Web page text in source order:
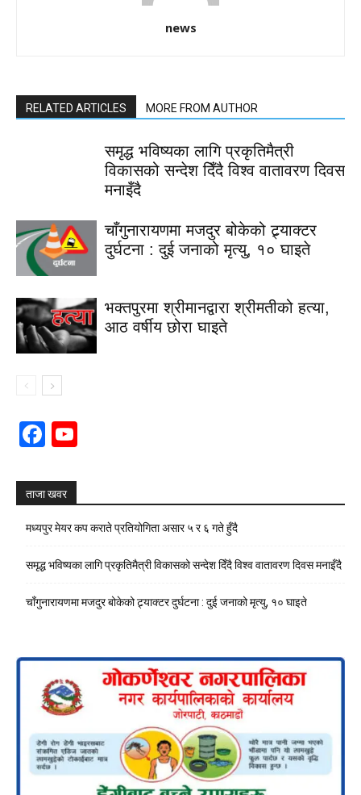
news
RELATED ARTICLES MORE FROM AUTHOR
समृद्ध भविष्यका लागि प्रकृतिमैत्री
विकासको सन्देश दिँदै विश्व वातावरण दिवस
मनाइँदै
चाँगुनारायणमा मजदुर बोकेको ट्र्याक्टर
दुर्घटना : दुई जनाको मृत्यु, १० घाइते
भक्तपुरमा श्रीमानद्वारा श्रीमतीको हत्या,
आठ वर्षीय छोरा घाइते
Facebook
ताजा खवर
मध्यपुर मेयर कप कराते प्रतियोगिता असार ५ र ६ गते हुँदै
समृद्ध भविष्यका लागि प्रकृतिमैत्री विकासको सन्देश दिँदै विश्व वातावरण दिवस मनाइँदै
चाँगुनारायणमा मजदुर बोकेको ट्र्याक्टर दुर्घटना : दुई जनाको मृत्यु, १० घाइते